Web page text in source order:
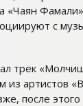
«Чаян
с
трек
из артистов
после этого